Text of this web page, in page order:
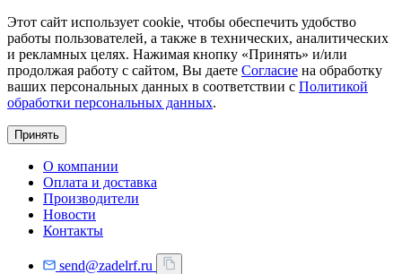
Этот сайт использует cookie, чтобы обеспечить удобство
работы пользователей, а также в технических, аналитических
и рекламных целях. Нажимая кнопку «Принять» и/или
продолжая работу с сайтом, Вы даете Согласие на обработку
ваших персональных данных в соответствии с Политикой
обработки персональных данных.
Принять
О компании
Оплата и доставка
Производители
Новости
Контакты
send@zadelrf.ru